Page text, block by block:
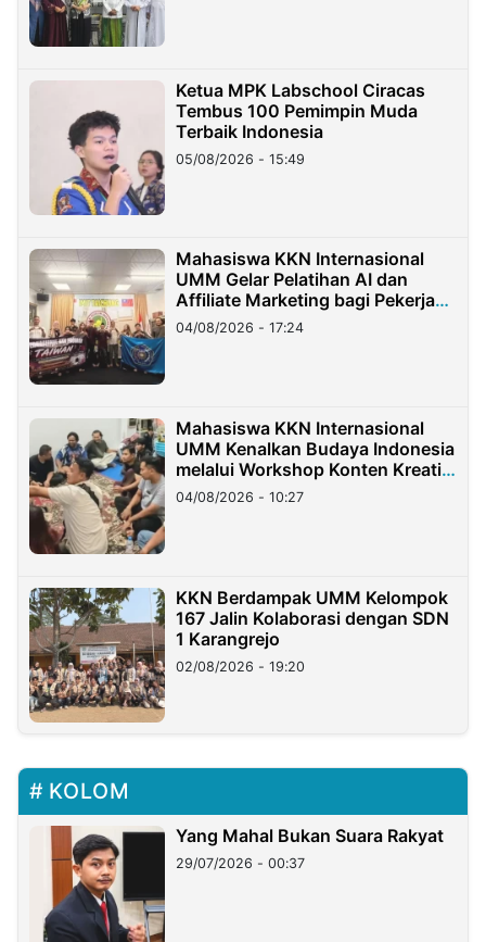
Ketua MPK Labschool Ciracas
Tembus 100 Pemimpin Muda
Terbaik Indonesia
05/08/2026 - 15:49
Mahasiswa KKN Internasional
UMM Gelar Pelatihan AI dan
Affiliate Marketing bagi Pekerja
Migran Indonesia di Taiwan
04/08/2026 - 17:24
Mahasiswa KKN Internasional
UMM Kenalkan Budaya Indonesia
melalui Workshop Konten Kreatif
di Taiwan
04/08/2026 - 10:27
KKN Berdampak UMM Kelompok
167 Jalin Kolaborasi dengan SDN
1 Karangrejo
02/08/2026 - 19:20
KOLOM
Yang Mahal Bukan Suara Rakyat
29/07/2026 - 00:37